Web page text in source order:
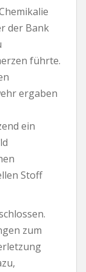
der Bank
führte.
ergaben
ein
Stoff
zum